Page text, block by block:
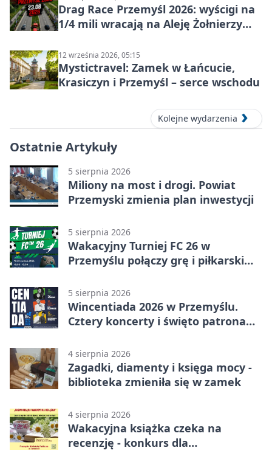
Drag Race Przemyśl 2026: wyścigi na
1/4 mili wracają na Aleję Żołnierzy
12 września 2026, 05:15
Mystictravel: Zamek w Łańcucie,
Krasiczyn i Przemyśl – serce wschodu
Kolejne wydarzenia
Ostatnie Artykuły
5 sierpnia 2026
Miliony na most i drogi. Powiat
Przemyski zmienia plan inwestycji
5 sierpnia 2026
Wakacyjny Turniej FC 26 w
Przemyślu połączy grę i piłkarski
5 sierpnia 2026
Wincentiada 2026 w Przemyślu.
Cztery koncerty i święto patrona
4 sierpnia 2026
Zagadki, diamenty i księga mocy -
biblioteka zmieniła się w zamek
4 sierpnia 2026
Wakacyjna książka czeka na
recenzję - konkurs dla